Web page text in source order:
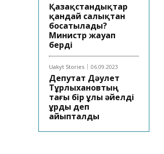
Қазақстандықтар
қандай салықтан
босатылады?
Министр жауап
берді
Uakyt Stories 06.09.2023
Депутат Дәулет
Тұрлыхановтың
тағы бір ұлы әйелді
ұрды деп
айыпталды